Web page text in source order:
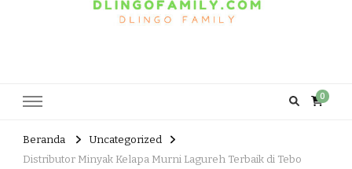
0
Beranda
Uncategorized
Distributor Minyak Kelapa Murni Lagureh Terbaik di Tebo